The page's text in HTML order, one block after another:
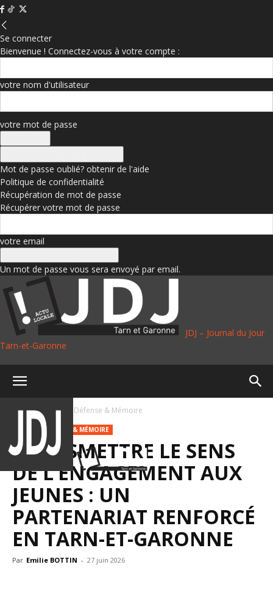
Se connecter
Bienvenue ! Connectez-vous à votre compte :
votre nom d'utilisateur
votre mot de passe
Mot de passe oublié? obtenir de l'aide
Politique de confidentialité
Récupération de mot de passe
Récupérer votre mot de passe
votre email
Un mot de passe vous sera envoyé par email.
JDJ – Journal du Jour
Tarn-et-Garonne
Accueil Plus Défense & Mémoire
DÉFENSE & MÉMOIRE
TRANSMETTRE LE SENS
DE L’ENGAGEMENT AUX
JEUNES : UN
PARTENARIAT RENFORCÉ
EN TARN-ET-GARONNE
Par Emilie BOTTIN - 27 juin 2026